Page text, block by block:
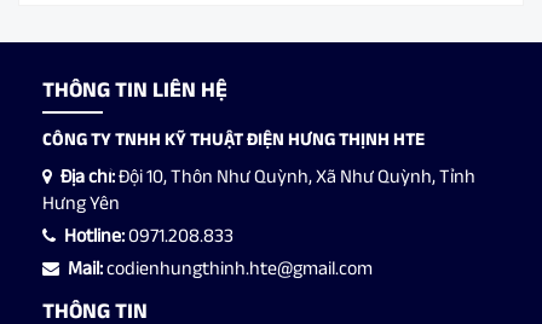
THÔNG TIN LIÊN HỆ
CÔNG TY TNHH KỸ THUẬT ĐIỆN HƯNG THỊNH HTE
Địa chỉ:Đội 10, Thôn Như Quỳnh, Xã Như Quỳnh, Tỉnh
Hưng Yên
Hotline:0971.208.833
Mail:codienhungthinh.hte@gmail.com
THÔNG TIN